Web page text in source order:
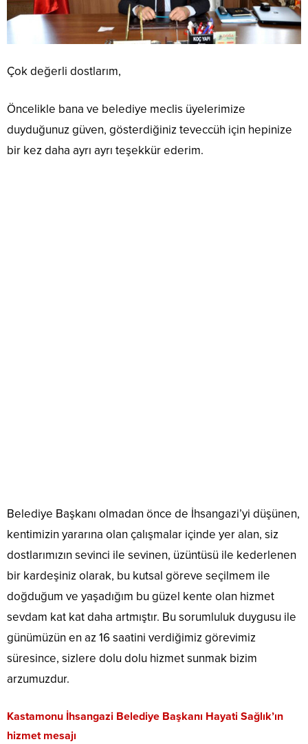
Çok değerli dostlarım,
Öncelikle bana ve belediye meclis üyelerimize
duyduğunuz güven, gösterdiğiniz teveccüh için hepinize
bir kez daha ayrı ayrı teşekkür ederim.
Belediye Başkanı olmadan önce de İhsangazi’yi düşünen,
kentimizin yararına olan çalışmalar içinde yer alan, siz
dostlarımızın sevinci ile sevinen, üzüntüsü ile kederlenen
bir kardeşiniz olarak, bu kutsal göreve seçilmem ile
doğduğum ve yaşadığım bu güzel kente olan hizmet
sevdam kat kat daha artmıştır. Bu sorumluluk duygusu ile
günümüzün en az 16 saatini verdiğimiz görevimiz
süresince, sizlere dolu dolu hizmet sunmak bizim
arzumuzdur.
Kastamonu İhsangazi Belediye Başkanı Hayati Sağlık’ın
hizmet mesajı